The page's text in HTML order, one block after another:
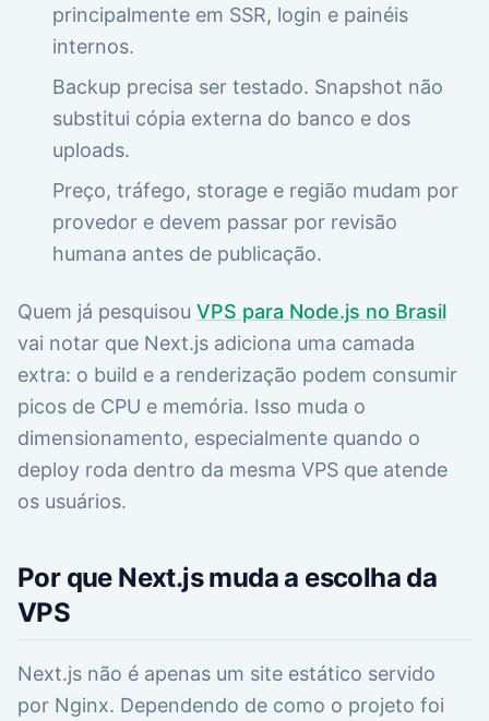
principalmente em SSR, login e painéis
internos.
Backup precisa ser testado. Snapshot não
substitui cópia externa do banco e dos
uploads.
Preço, tráfego, storage e região mudam por
provedor e devem passar por revisão
humana antes de publicação.
Quem já pesquisou VPS para Node.js no Brasil
vai notar que Next.js adiciona uma camada
extra: o build e a renderização podem consumir
picos de CPU e memória. Isso muda o
dimensionamento, especialmente quando o
deploy roda dentro da mesma VPS que atende
os usuários.
Por que Next.js muda a escolha da
VPS
Next.js não é apenas um site estático servido
por Nginx. Dependendo de como o projeto foi